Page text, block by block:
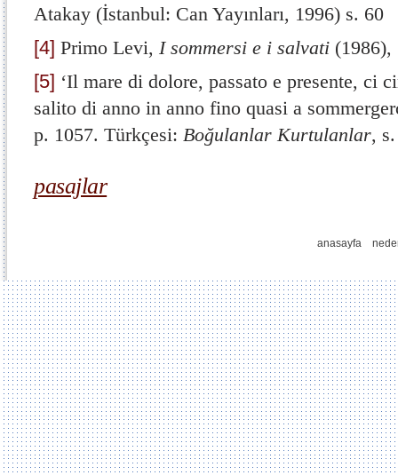
Atakay (İstanbul: Can Yayınları, 1996) s. 60
[4] Primo Levi, I sommersi e i salvati (1986),
[5] ‘Il mare di dolore, passato e presente, ci
salito di anno in anno fino quasi a
p. 1057. Türkçesi: Boğulanlar Kurtulanlar,
pasajlar
anasayfa